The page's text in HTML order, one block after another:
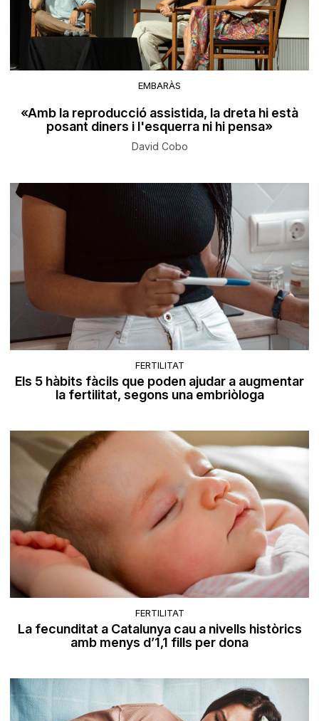
EMBARÀS
«Amb la reproducció assistida, la dreta hi està
posant diners i l'esquerra ni hi pensa»
David Cobo
FERTILITAT
Els 5 hàbits fàcils que poden ajudar a augmentar
la fertilitat, segons una embriòloga
FERTILITAT
La fecunditat a Catalunya cau a nivells històrics
amb menys d’1,1 fills per dona